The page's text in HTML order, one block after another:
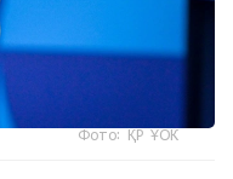
Фото: ҚР ҰОК